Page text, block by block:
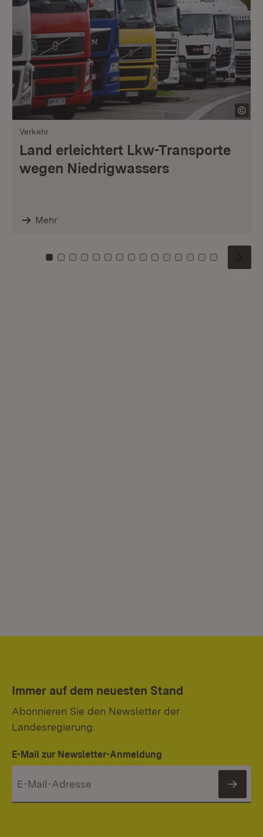
Verkehr
Land erleichtert Lkw-Transporte
wegen Niedrigwassers
Mehr
Zu Kachel: 0
Zu Kachel: 1
Zu Kachel: 2
Zu Kachel: 3
Zu Kachel: 4
Zu Kachel: 5
Zu Kachel: 6
Zu Kachel: 7
Zu Kachel: 8
Zu Kachel: 9
Zu Kachel: 10
Zu Kachel: 11
Zu Kachel: 12
Zu Kachel:
Zu
Immer auf dem neuesten Stand
Abonnieren Sie den Newsletter der
Landesregierung.
E-Mail zur Newsletter-Anmeldung